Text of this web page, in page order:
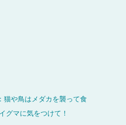
猫や鳥はメダカを襲って食
グマに気をつけて！